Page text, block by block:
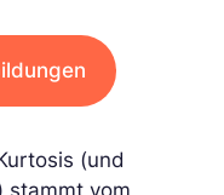
(und
stammt vom